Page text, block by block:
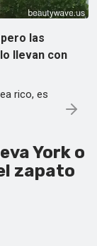
las
llevan con
rico, es
York o
zapato